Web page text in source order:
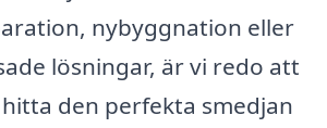
nybyggnation eller
lösningar, är vi redo att
den perfekta smedjan